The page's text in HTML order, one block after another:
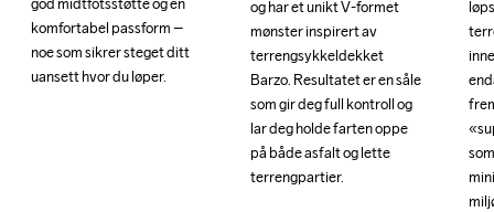
god midtfotsstøtte og en
komfortabel passform –
noe som sikrer steget ditt
uansett hvor du løper.
god midtfotsstøtte og en
komfortabel passform –
noe som sikrer steget ditt
uansett hvor du løper.
og har et unikt V-formet
mønster inspirert av
terrengsykkeldekket
Barzo. Resultatet er en såle
som gir deg full kontroll og
lar deg holde farten oppe
på både asfalt og lette
terrengpartier.
og har et unikt V-formet
mønster inspirert av
terrengsykkeldekket
Barzo. Resultatet er en såle
som gir deg full kontroll og
lar deg holde farten oppe
på både asfalt og lette
terrengpartier.